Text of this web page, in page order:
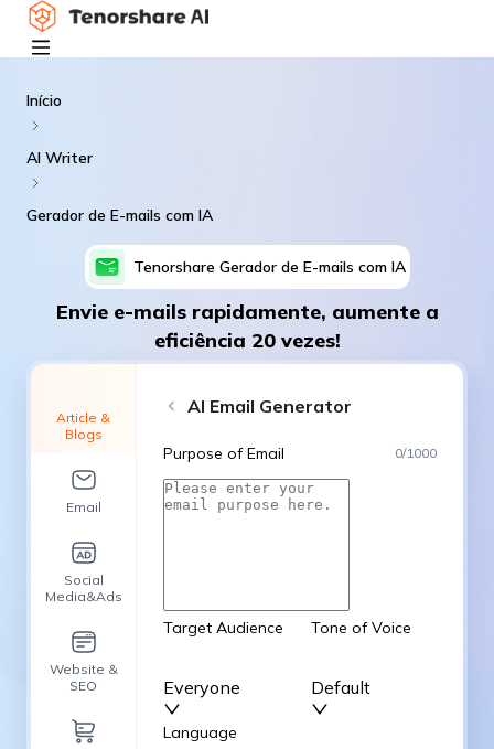
Início
AI Writer
Gerador de E-mails com IA
Tenorshare Gerador de E-mails com IA
Envie e-mails rapidamente, aumente a
eficiência 20 vezes!
Article &
Blogs
Email
Social
Media&Ads
Website &
SEO
AI Email Generator
Purpose of Email 0/1000
Target Audience
Everyone
Tone of Voice
Default
Language